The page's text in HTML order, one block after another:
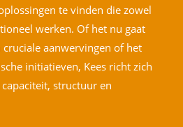
te vinden die zowel
werken. Of het nu gaat
aanwervingen of het
initiatieven, Kees richt zich
structuur en